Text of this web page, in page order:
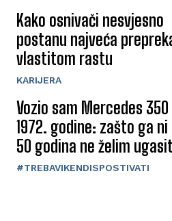
Kako osnivači nesvjesno
postanu najveća
vlastitom rastu
KARIJERA
Vozio sam Mercedes 350
1972. godine: zašto ga ni
50 godina ne želim
#TREBAVIKENDISPOSTIVATI